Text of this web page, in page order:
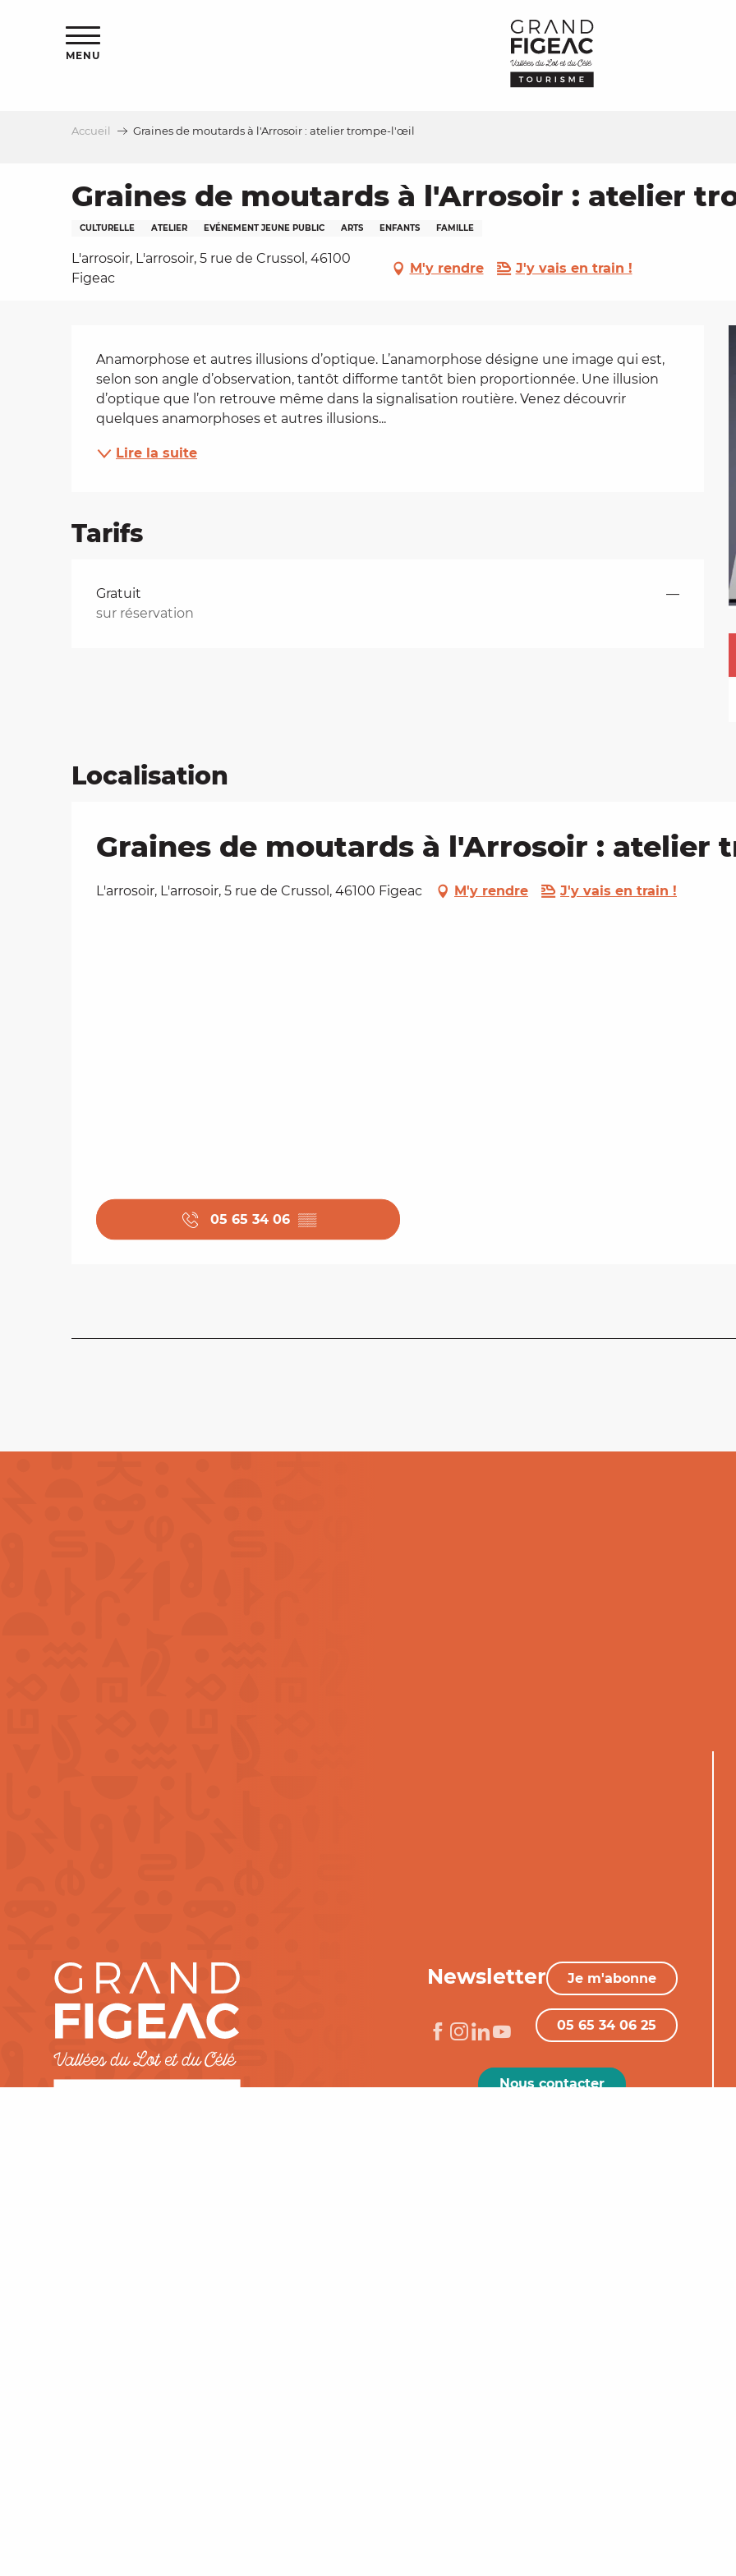
MENU
Accueil Graines de moutards à l'Arrosoir : atelier trompe-l'œil
Graines de moutards à l'Arrosoir : atelier
CULTURELLE ATELIER EVÉNEMENT JEUNE PUBLIC ARTS ENFANTS FAMILLE
L'arrosoir, L'arrosoir, 5 rue de Crussol, 46100
Figeac
M'y rendre J'y vais en train !
Description
Anamorphose et autres illusions d’optique. L’anamorphose désigne une image qui est,
selon son angle d’observation, tantôt difforme tantôt bien proportionnée. Une illusion
d’optique que l’on retrouve même dans la signalisation routière. Venez découvrir
quelques anamorphoses et autres illusions...
Lire la suite
Tarifs
Tarifs 2026
Gratuit
sur réservation
—
Localisation
Graines de moutards à l'Arrosoir :
L'arrosoir, L'arrosoir, 5 rue de Crussol, 46100 Figeac M'y rendre J'y vais en train !
05 65 34 06 ▒▒
Newsletter Je m'abonne
05 65 34 06 25
Nous contacter